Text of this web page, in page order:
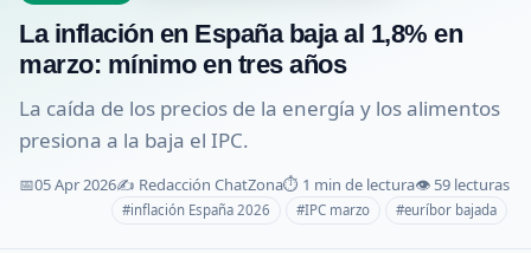
La inflación en España baja al 1,8% en
marzo: mínimo en tres años
La caída de los precios de la energía y los alimentos
presiona a la baja el IPC.
📅05 Apr 2026✍️ Redacción ChatZona⏱️ 1 min de lectura👁️ 59 lecturas
#inflación España 2026 #IPC marzo #euríbor bajada